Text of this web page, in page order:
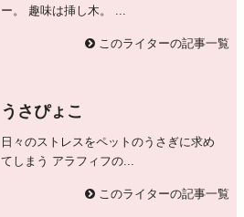
ー。 趣味は挿し木。 ...
このライターの記事一覧
うさぴょこ
日々のストレスをペットのうさぎに求め
てしまう アラフィフの...
このライターの記事一覧